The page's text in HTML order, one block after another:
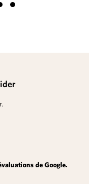
de Google.